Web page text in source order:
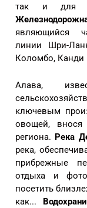
так и для
являющийся
линии Шри-
Коломбо, Канди
Алава,
ключевым
овощей, внося
региона. Река
река,
прибрежные
отдыха и
посетить
как...